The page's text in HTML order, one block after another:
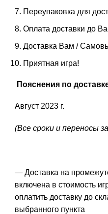
Переупаковка для
Оплата доставки до
Доставка Вам /
Приятная игра!
Пояснения по
Август 2023 г.
(Все сроки и переносы
— Доставка на
включена в стоимость
оплатить доставку до
выбранного пункта